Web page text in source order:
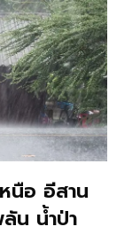
นือ อีสาน
น น้ำป่า